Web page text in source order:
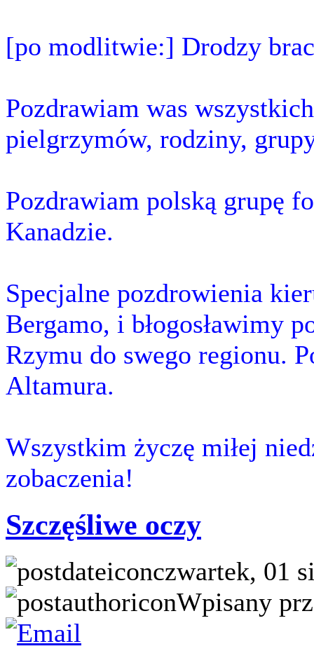
[po modlitwie:] Drodzy
Pozdrawiam was
pielgrzymów, rodziny,
Pozdrawiam polską grupę
Kanadzie.
Specjalne pozdrowienia
Bergamo, i błogosławimy
Rzymu do swego regionu.
Altamura.
Wszystkim życzę miłej
zobaczenia!
Szczęśliwe oczy
czwartek, 01
Wpisany